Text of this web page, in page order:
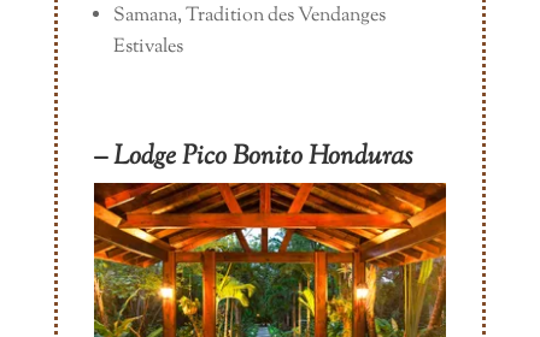
Samana, Tradition des Vendanges
Estivales
– Lodge Pico Bonito Honduras